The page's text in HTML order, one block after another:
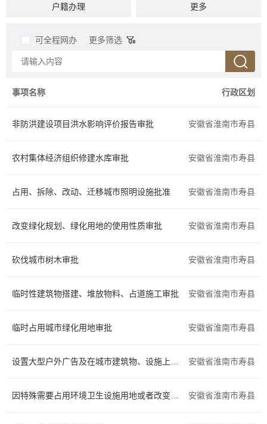
户籍办理 民族宗教
教育科研
就业创业
交通出行 旅游观光
出境入境 消费维权
离职退休
社会保障（社会保险、社会救助） 其他
更多
可全程网办 更多筛选
事项名称 行政区划
非防洪建设项目洪水影响评价报告审批 安徽省淮南市寿县
农村集体经济组织修建水库审批 安徽省淮南市寿县
占用、拆除、改动、迁移城市照明设施批准 安徽省淮南市寿县
改变绿化规划、绿化用地的使用性质审批 安徽省淮南市寿县
砍伐城市树木审批 安徽省淮南市寿县
临时性建筑物搭建、堆放物料、占道施工审批 安徽省淮南市寿县
临时占用城市绿化用地审批 安徽省淮南市寿县
安徽省淮南市寿县
安徽省淮南市寿县